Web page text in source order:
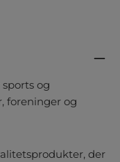
og
foreninger og
der